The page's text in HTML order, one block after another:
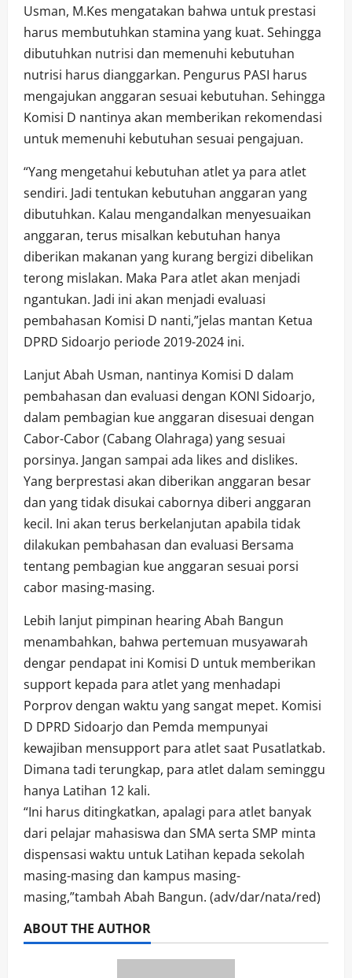
Usman, M.Kes mengatakan bahwa untuk prestasi
harus membutuhkan stamina yang kuat. Sehingga
dibutuhkan nutrisi dan memenuhi kebutuhan
nutrisi harus dianggarkan. Pengurus PASI harus
mengajukan anggaran sesuai kebutuhan. Sehingga
Komisi D nantinya akan memberikan rekomendasi
untuk memenuhi kebutuhan sesuai pengajuan.
“Yang mengetahui kebutuhan atlet ya para atlet
sendiri. Jadi tentukan kebutuhan anggaran yang
dibutuhkan. Kalau mengandalkan menyesuaikan
anggaran, terus misalkan kebutuhan hanya
diberikan makanan yang kurang bergizi dibelikan
terong mislakan. Maka Para atlet akan menjadi
ngantukan. Jadi ini akan menjadi evaluasi
pembahasan Komisi D nanti,”jelas mantan Ketua
DPRD Sidoarjo periode 2019-2024 ini.
Lanjut Abah Usman, nantinya Komisi D dalam
pembahasan dan evaluasi dengan KONI Sidoarjo,
dalam pembagian kue anggaran disesuai dengan
Cabor-Cabor (Cabang Olahraga) yang sesuai
porsinya. Jangan sampai ada likes and dislikes.
Yang berprestasi akan diberikan anggaran besar
dan yang tidak disukai cabornya diberi anggaran
kecil. Ini akan terus berkelanjutan apabila tidak
dilakukan pembahasan dan evaluasi Bersama
tentang pembagian kue anggaran sesuai porsi
cabor masing-masing.
Lebih lanjut pimpinan hearing Abah Bangun
menambahkan, bahwa pertemuan musyawarah
dengar pendapat ini Komisi D untuk memberikan
support kepada para atlet yang menhadapi
Porprov dengan waktu yang sangat mepet. Komisi
D DPRD Sidoarjo dan Pemda mempunyai
kewajiban mensupport para atlet saat Pusatlatkab.
Dimana tadi terungkap, para atlet dalam seminggu
hanya Latihan 12 kali.
“Ini harus ditingkatkan, apalagi para atlet banyak
dari pelajar mahasiswa dan SMA serta SMP minta
dispensasi waktu untuk Latihan kepada sekolah
masing-masing dan kampus masing-
masing,”tambah Abah Bangun. (adv/dar/nata/red)
ABOUT THE AUTHOR